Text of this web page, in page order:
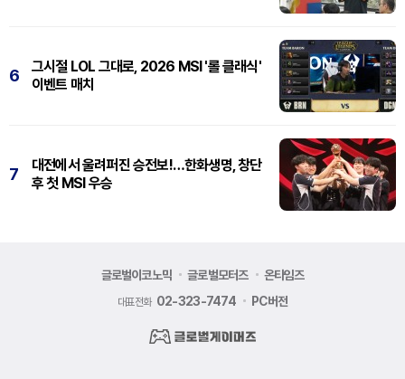
6
그시절 LOL 그대로, 2026 MSI '롤 클래식'
이벤트 매치
7
대전에서 울려퍼진 승전보!…한화생명, 창단
후 첫 MSI 우승
글로벌이코노믹 글로벌모터즈 온타임즈
대표전화 02-323-7474 PC버전